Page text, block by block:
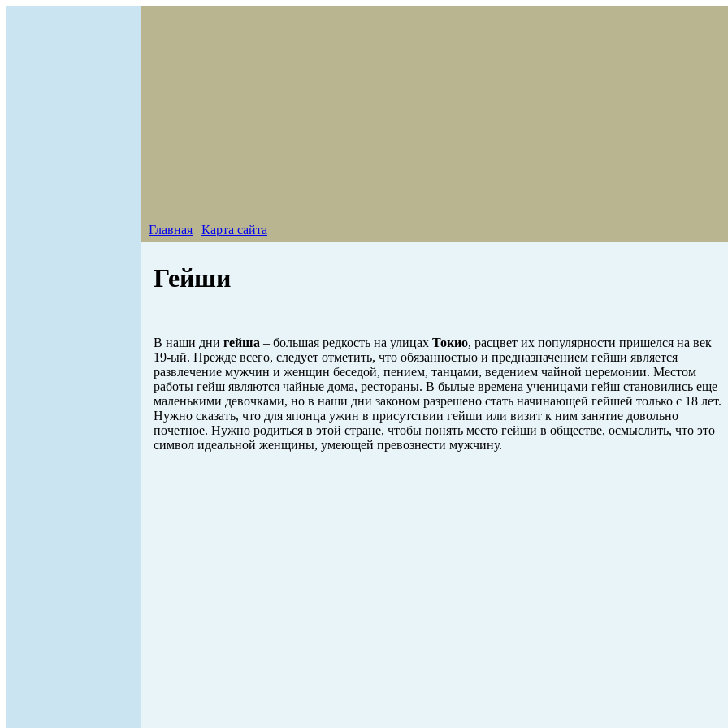
Главная | Карта сайта
Гейши
В наши дни гейша – большая редкость на улицах Токио, расцвет их популярности пришелся на век
19-ый. Прежде всего, следует отметить, что обязанностью и предназначением гейши является
развлечение мужчин и женщин беседой, пением, танцами, ведением чайной церемонии. Местом
работы гейш являются чайные дома, рестораны. В былые времена ученицами гейш становились еще
маленькими девочками, но в наши дни законом разрешено стать начинающей гейшей только с 18 лет.
Нужно сказать, что для японца ужин в присутствии гейши или визит к ним занятие довольно
почетное. Нужно родиться в этой стране, чтобы понять место гейши в обществе, осмыслить, что это
символ идеальной женщины, умеющей превознести мужчину.